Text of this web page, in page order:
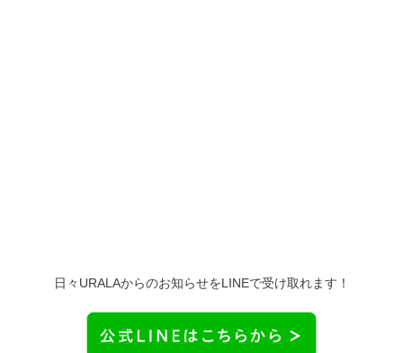
日々URALAからのお知らせをLINEで受け取れます！